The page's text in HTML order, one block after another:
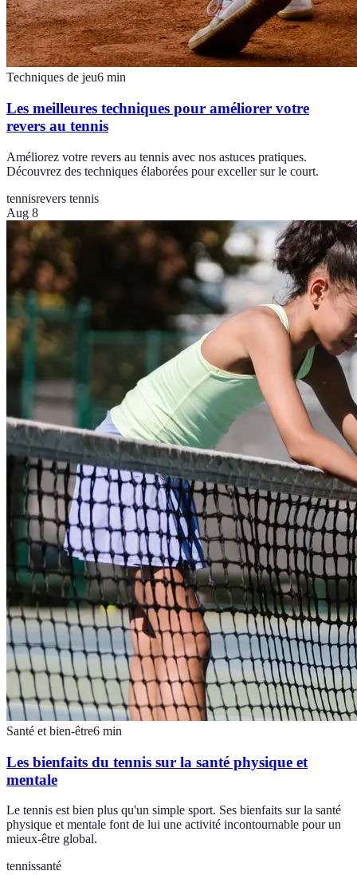
Techniques de jeu6 min
Les meilleures techniques pour améliorer votre
revers au tennis
Améliorez votre revers au tennis avec nos astuces pratiques.
Découvrez des techniques élaborées pour exceller sur le court.
tennisrevers tennis
Aug 8
Santé et bien-être6 min
Les bienfaits du tennis sur la santé physique et
mentale
Le tennis est bien plus qu'un simple sport. Ses bienfaits sur la santé
physique et mentale font de lui une activité incontournable pour un
mieux-être global.
tennissanté